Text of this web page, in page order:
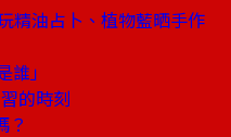
油占卜、植物藍晒手作
」
的時刻
？